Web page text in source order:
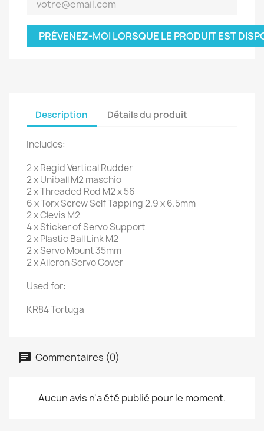
PRÉVENEZ-MOI LORSQUE LE PRODUIT EST
Description Détails du produit
Includes:
2 x Regid Vertical Rudder
2 x Uniball M2 maschio
2 x Threaded Rod M2 x 56
6 x Torx Screw Self Tapping 2.9 x 6.5mm
2 x Clevis M2
4 x Sticker of Servo Support
2 x Plastic Ball Link M2
2 x Servo Mount 35mm
2 x Aileron Servo Cover
Used for:
KR84 Tortuga
Commentaires (0)
Aucun avis n'a été publié pour le moment.